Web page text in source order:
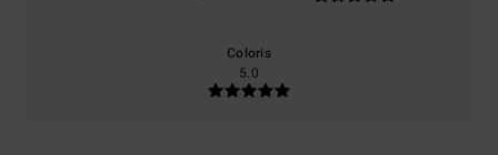
Coloris
5.0